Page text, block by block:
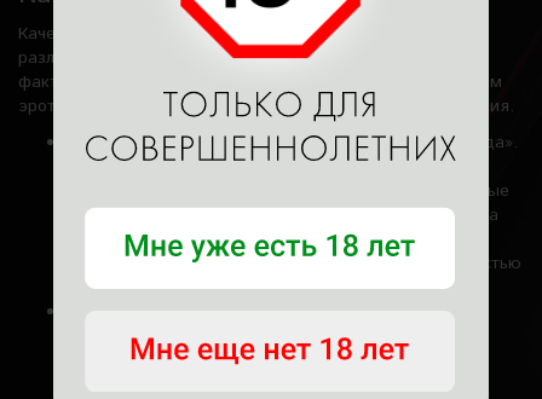
Качественный эротический релакс складывается из
различных составляющих. Мы просчитали целый ряд
факторов, чтобы создать впечатляющий каталог программ
эротического массажа практически на любые предпочтения.
Привлекательной стала программа «Секрет Таиланда».
Сюда вошли техники классического и эротического
массажа, шикарный боди-массаж, а также несложные
имитации. Бонусом становится чайная церемония, а
также возбуждающие ласки третьего уровня.
Соблазнительная девушка выполняет массаж полностью
обнаженной.
сеанс, предназначенный для семейных пар. Здесь
массаж проводится в четыре руки, впечатляют